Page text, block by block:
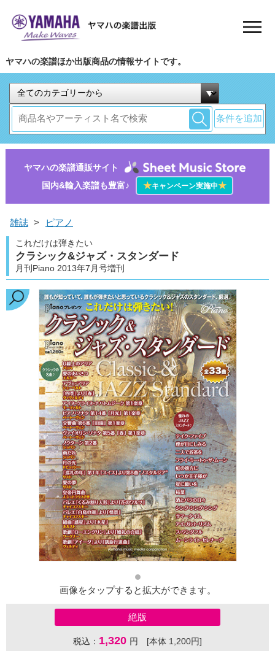
ヤマハの楽譜ほか出版商品の情報サイトです。
条件を追加
ヤマハの楽譜通販サイト
国内&輸入楽譜も豊富♪
★キャンペーン実施中★
雑誌 > ピアノ
これだけは弾きたい
クラシック&ジャズ・スタンダード
月刊Piano 2013年7月号増刊
画像をタップすると拡大ができます。
絶版
税込： 1,320 円 [本体 1,200円]